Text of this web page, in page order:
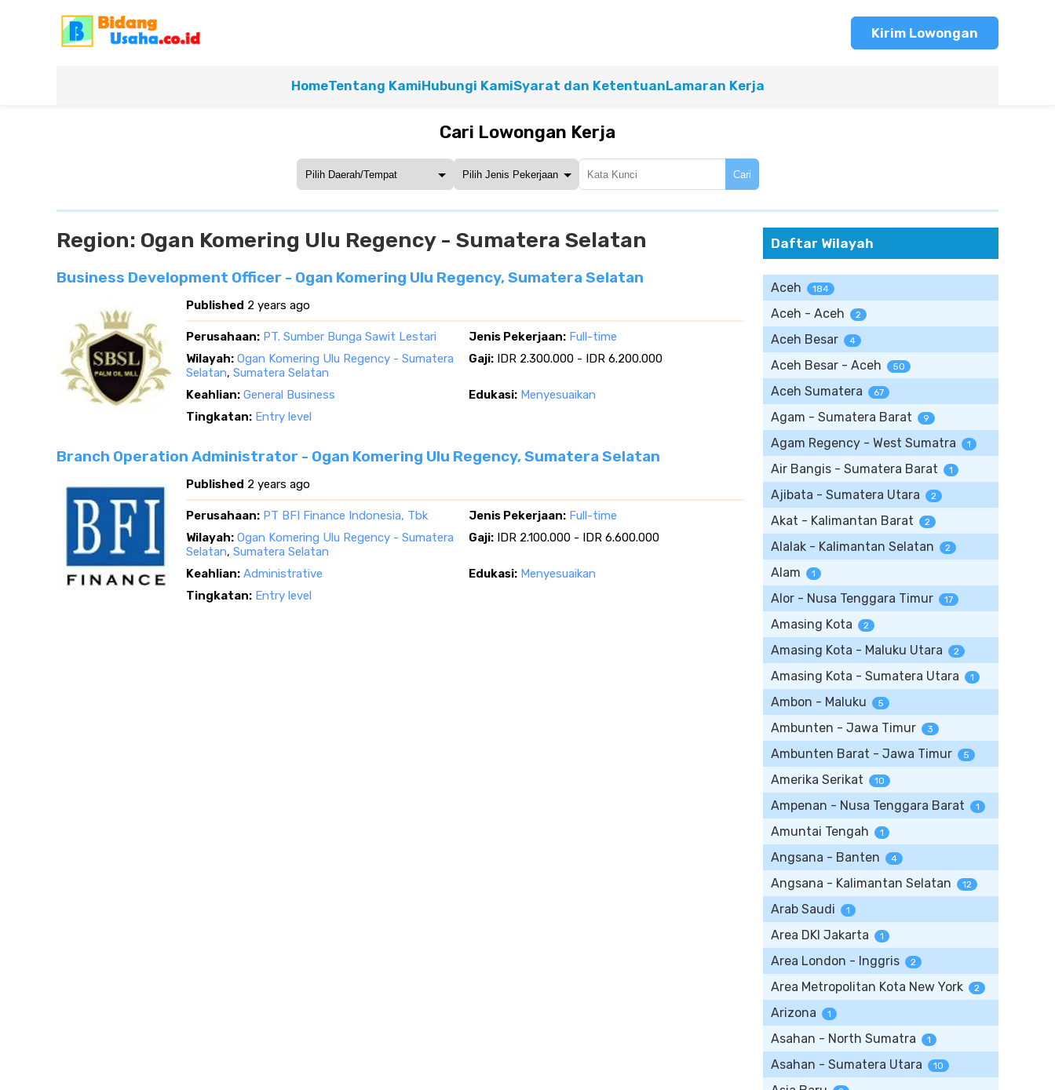
Kirim Lowongan
HomeTentang KamiHubungi KamiSyarat dan KetentuanLamaran Kerja
Cari Lowongan Kerja
Cari
Region: Ogan Komering Ulu Regency - Sumatera Selatan
Business Development Officer - Ogan Komering Ulu Regency, Sumatera Selatan
Published 2 years ago
Perusahaan: PT. Sumber Bunga Sawit Lestari Jenis Pekerjaan: Full-time
Wilayah: Ogan Komering Ulu Regency - Sumatera
Selatan, Sumatera Selatan
Gaji: IDR 2.300.000 - IDR 6.200.000
Keahlian: General Business Edukasi: Menyesuaikan
Tingkatan: Entry level
Branch Operation Administrator - Ogan Komering Ulu Regency, Sumatera Selatan
Published 2 years ago
Perusahaan: PT BFI Finance Indonesia, Tbk Jenis Pekerjaan: Full-time
Wilayah: Ogan Komering Ulu Regency - Sumatera
Selatan, Sumatera Selatan
Gaji: IDR 2.100.000 - IDR 6.600.000
Keahlian: Administrative Edukasi: Menyesuaikan
Tingkatan: Entry level
Daftar Wilayah
Aceh 184
Aceh - Aceh 2
Aceh Besar 4
Aceh Besar - Aceh 50
Aceh Sumatera 67
Agam - Sumatera Barat 9
Agam Regency - West Sumatra 1
Air Bangis - Sumatera Barat 1
Ajibata - Sumatera Utara 2
Akat - Kalimantan Barat 2
Alalak - Kalimantan Selatan 2
Alam 1
Alor - Nusa Tenggara Timur 17
Amasing Kota 2
Amasing Kota - Maluku Utara 2
Amasing Kota - Sumatera Utara 1
Ambon - Maluku 5
Ambunten - Jawa Timur 3
Ambunten Barat - Jawa Timur 5
Amerika Serikat 10
Ampenan - Nusa Tenggara Barat 1
Amuntai Tengah 1
Angsana - Banten 4
Angsana - Kalimantan Selatan 12
Arab Saudi 1
Area DKI Jakarta 1
Area London - Inggris 2
Area Metropolitan Kota New York 2
Arizona 1
Asahan - North Sumatra 1
Asahan - Sumatera Utara 10